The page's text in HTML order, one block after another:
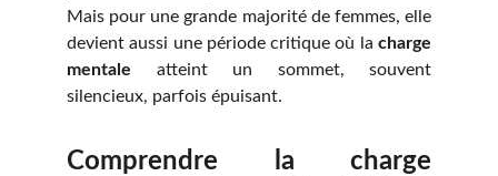
Mais pour une grande majorité de femmes, elle
devient aussi une période critique où la charge
mentale atteint un sommet, souvent
silencieux, parfois épuisant.
Comprendre la charge